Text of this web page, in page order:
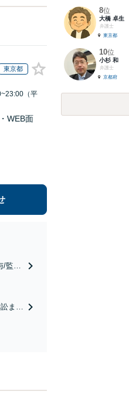
東京都
（平
WEB面
監護
まで
8位
大橋 卓生
弁護士
東京都
10位
小杉 和
弁護士
京都府